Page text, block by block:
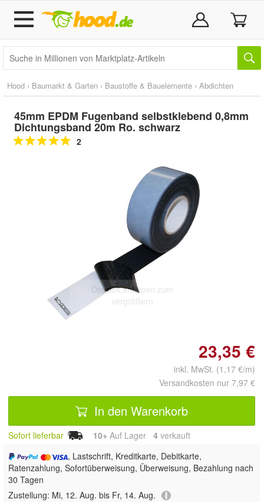
Hood › Baumarkt & Garten › Baustoffe & Bauelemente › Abdichten
45mm EPDM Fugenband selbstklebend 0,8mm
Dichtungsband 20m Ro. schwarz
2
Doppelt antippen zum
vergrößern
23,35 €
inkl. MwSt. (1,17 €/m)
Versandkosten nur 7,97 €
In den Warenkorb
Sofort lieferbar 10+ Auf Lager 4 verkauft
, Lastschrift, Kreditkarte, Debitkarte,
Ratenzahlung, Sofortüberweisung, Überweisung, Bezahlung nach
30 Tagen
Zustellung: Mi, 12. Aug. bis Fr, 14. Aug.